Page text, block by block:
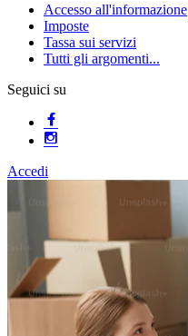
Accesso all'informazione
Imposte
Tassa sui servizi
Tutti gli argomenti...
Seguici su
Accedi